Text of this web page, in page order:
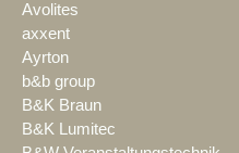
Avolites
axxent
Ayrton
b&b group
B&K Braun
B&K Lumitec